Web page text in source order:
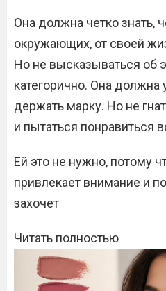
Она должна четко знать,
окружающих, от своей
Но не высказываться об
категорично. Она должна
держать марку. Но не
и пытаться понравиться
Ей это не нужно, потому
привлекает внимание и
захочет
Читать полностью